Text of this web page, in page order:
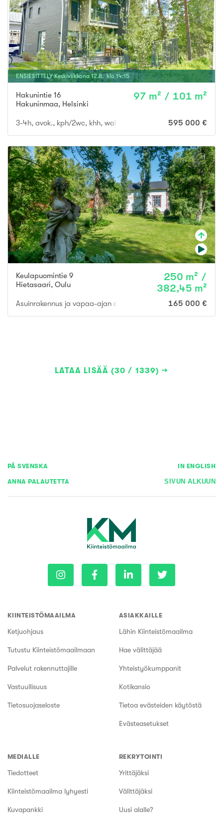
ENSIESITTELY Keskiviikkona 12.8. klo14:15
Hakunintie 16
Hakuninmaa, Helsinki
97 m² / 101 m²
3-4h, avok., kph/2wc, khh, walk-in vaatehuone, sisävsto +
595 000 €
Keulapuomintie 9
Hietasaari, Oulu
250 m² /
382,45 m²
Asuinrakennus ja vapaa-ajan asuinrakennukset ja165 000 €
LATAA LISÄÄ (30 / 1339)
PÅ SVENSKA IN ENGLISH
ANNA PALAUTETTA SIVUN ALKUUN
KIINTEISTÖMAAILMA
Ketjuohjaus
Tutustu Kiinteistömaailmaan
Palvelut rakennuttajille
Vastuullisuus
Tietosuojaseloste
ASIAKKAILLE
Lähin Kiinteistömaailma
Hae välittäjää
Yhteistyökumppanit
Kotikansio
Tietoa evästeiden käytöstä
Evästeasetukset
MEDIALLE
Tiedotteet
Kiinteistömaailma lyhyesti
Kuvapankki
REKRYTOINTI
Yrittäjäksi
Välittäjäksi
Uusi alalle?